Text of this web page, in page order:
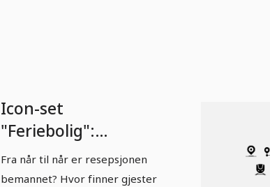
Icon-set
"Feriebolig":
Tjenester (fullskala)
Fra når til når er resepsjonen
bemannet? Hvor finner gjester